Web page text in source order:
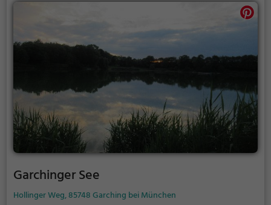
Garchinger See
Hollinger Weg, 85748 Garching bei München